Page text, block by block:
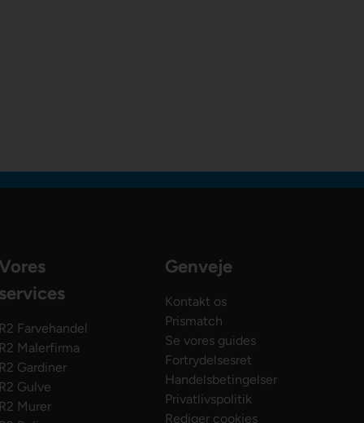
Vores
services
R2 Farvehandel
R2 Malerfirma
R2 Gardiner
R2 Gulve
R2 Murer
Genveje
Kontakt os
Prismatch
Se vores guides
Fortrydelsesret
Handelsbetingelser
Privatlivspolitik
Rediger cookies